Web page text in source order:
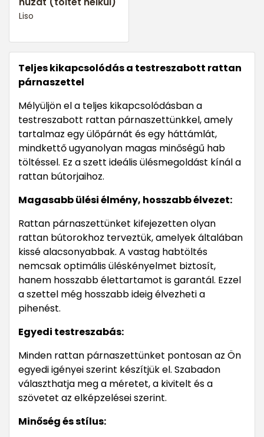
Liso
Teljes kikapcsolódás a testreszabott rattan
párnaszettel
Mélyüljön el a teljes kikapcsolódásban a
testreszabott rattan párnaszettünkkel, amely
tartalmaz egy ülőpárnát és egy háttámlát,
mindkettő ugyanolyan magas minőségű hab
töltéssel. Ez a szett ideális ülésmegoldást kínál a
rattan bútorjaihoz.
Magasabb ülési élmény, hosszabb élvezet:
Rattan párnaszettünket kifejezetten olyan
rattan bútorokhoz terveztük, amelyek általában
kissé alacsonyabbak. A vastag habtöltés
nemcsak optimális üléskényelmet biztosít,
hanem hosszabb élettartamot is garantál. Ezzel
a szettel még hosszabb ideig élvezheti a
pihenést.
Egyedi testreszabás:
Minden rattan párnaszettünket pontosan az Ön
egyedi igényei szerint készítjük el. Szabadon
választhatja meg a méretet, a kivitelt és a
szövetet az elképzelései szerint.
Minőség és stílus: